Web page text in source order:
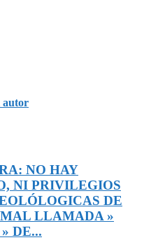
autor
NO HAY
NI PRIVILEGIOS
DE
LLAMADA »
DE...